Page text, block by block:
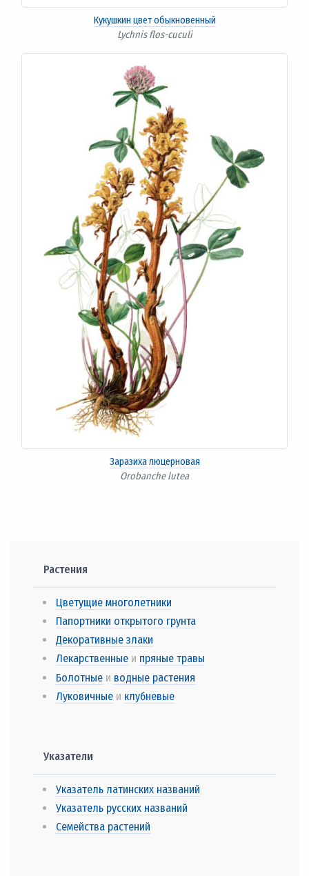
Кукушкин цвет обыкновенный
Lychnis flos-cuculi
Заразиха люцерновая
Orobanche lutea
Растения
Цветущие многолетники
Папортники открытого грунта
Декоративные злаки
Лекарственныеи пряные травы
Болотныеи водные растения
Луковичныеи клубневые
Указатели
Указатель латинских названий
Указатель русских названий
Семейства растений